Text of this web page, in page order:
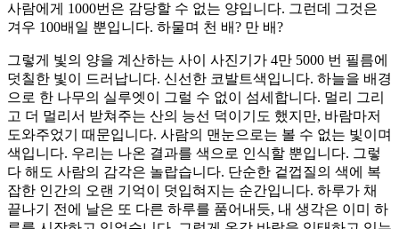
사람에게 1000번은 감당할 수 없는 양입니다. 그런데 그것은
겨우 100배일 뿐입니다. 하물며 천 배? 만 배?
그렇게 빛의 양을 계산하는 사이 사진기가 4만 5000 번 필름에
덧칠한 빛이 드러납니다. 신선한 코발트색입니다. 하늘을 배경
으로 한 나무의 실루엣이 그럴 수 없이 섬세합니다. 멀리 그리
고 더 멀리서 받쳐주는 산의 능선 덕이기도 했지만, 바람마저
도와주었기 때문입니다. 사람의 맨눈으로는 볼 수 없는 빛이며
색입니다. 우리는 나온 결과를 색으로 인식할 뿐입니다. 그렇
다 해도 사람의 감각은 놀랍습니다. 단순한 겉껍질의 색에 복
잡한 인간의 오랜 기억이 덧입혀지는 순간입니다. 하루가 채
끝나기 전에 날은 또 다른 하루를 품어내듯, 내 생각은 이미 하